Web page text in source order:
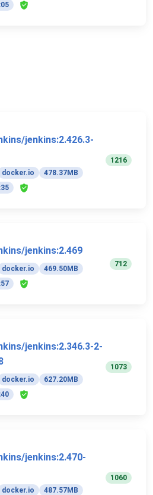
jenkins:2.426.3-
docker.io
478.37MB
1216
jenkins:2.469
docker.io
469.50MB
712
jenkins:2.346.3-2-
docker.io
627.20MB
1073
jenkins:2.470-
docker.io 487.57MB
1060